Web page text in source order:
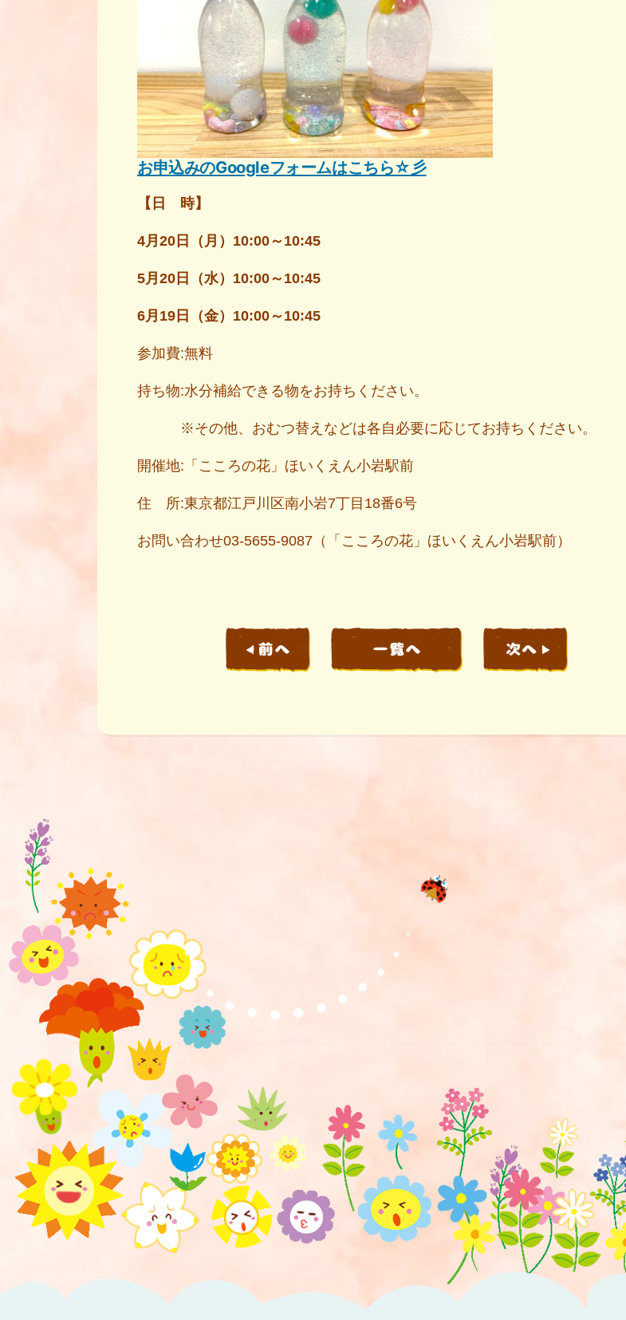
お申込みのGoogleフォームはこちら☆彡
【日 時】
4月20日（月）10:00～10:45
5月20日（水）10:00～10:45
6月19日（金）10:00～10:45
参加費:無料
持ち物:水分補給できる物をお持ちください。
※その他、おむつ替えなどは各自必要に応じてお持ちください。
開催地:「こころの花」ほいくえん小岩駅前
住 所:東京都江戸川区南小岩7丁目18番6号
お問い合わせ03‐5655‐9087（「こころの花」ほいくえん小岩駅前）